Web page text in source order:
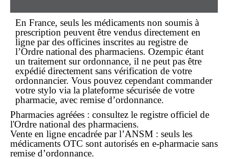
En France, seuls les médicaments non soumis à
prescription peuvent être vendus directement en
ligne par des officines inscrites au registre de
l’Ordre national des pharmaciens. Ozempic étant
un traitement sur ordonnance, il ne peut pas être
expédié directement sans vérification de votre
ordonnancier. Vous pouvez cependant commander
votre stylo via la plateforme sécurisée de votre
pharmacie, avec remise d’ordonnance.
Pharmacies agréées : consultez le registre officiel de
l'Ordre national des pharmaciens.
Vente en ligne encadrée par l’ANSM : seuls les
médicaments OTC sont autorisés en e-pharmacie sans
remise d’ordonnance.